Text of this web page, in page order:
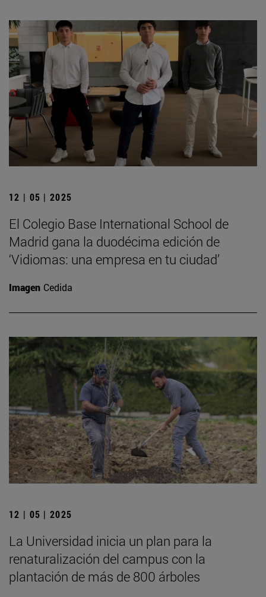
12 | 05 | 2025
El Colegio Base International School de
Madrid gana la duodécima edición de
‘Vidiomas: una empresa en tu ciudad’
Imagen Cedida
12 | 05 | 2025
La Universidad inicia un plan para la
renaturalización del campus con la
plantación de más de 800 árboles